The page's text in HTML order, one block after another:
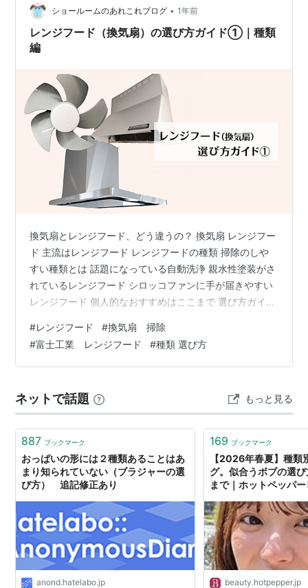
ショールームのあれこれブログ • 1年前
レンジフード（換気扇）の選び方ガイド①｜種類
編
換気扇とレンジフード、どう違うの？ 換気扇 レンジフー
ド 主流はレンジフード レンジフードの種類 掃除のしや
すい種類とは 話題になっている自動洗浄 親水性塗装がさ
れているレンジフード シロッコファンに手が届きやすい
レンジフード 個人的なおすすめはここまで 選び方ガイド
#レンジフード #換気扇 掃除
#富士工業 レンジフード #種類 選び方
ネットで話題 もっと見る
887 ブックマーク
おっぱいの形には２種類あることはあ
まり知られていない（ブラジャーの選
び方） 追記修正あり
anond.hatelabo.jp
169 ブックマーク
【2026年春夏】種類
グ。似合うボブの選
まで｜ホットペッパ
beauty.hotpepper.jp